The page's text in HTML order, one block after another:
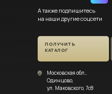
А также подпишитесь
на наши другие соцсети
ПОЛУЧИТЬ
КАТАЛОГ
Московская обл.,
Одинцово,
ул. Маковского, 7с8